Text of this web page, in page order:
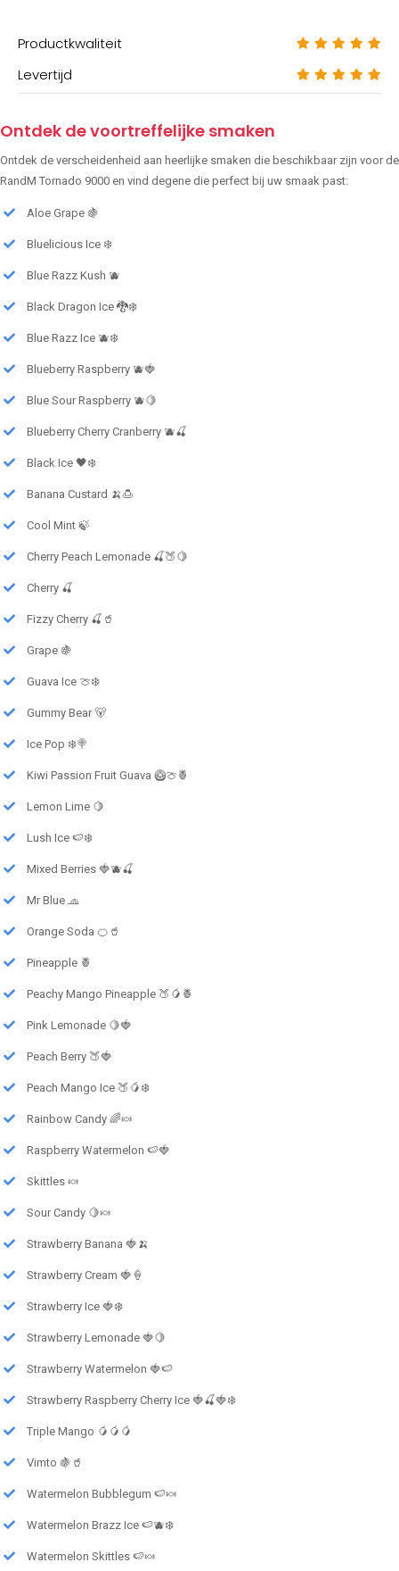
Productkwaliteit
Levertijd
Ontdek de voortreffelijke smaken
Ontdek de verscheidenheid aan heerlijke smaken die beschikbaar zijn voor de
RandM Tornado 9000 en vind degene die perfect bij uw smaak past:
Aloe Grape 🍇
Bluelicious Ice ❄️
Blue Razz Kush 🫐
Black Dragon Ice 🐉❄️
Blue Razz Ice 🫐❄️
Blueberry Raspberry 🫐🍓
Blue Sour Raspberry 🫐🍋
Blueberry Cherry Cranberry 🫐🍒
Black Ice 🖤❄️
Banana Custard 🍌🍮
Cool Mint 🍃
Cherry Peach Lemonade 🍒🍑🍋
Cherry 🍒
Fizzy Cherry 🍒🥤
Grape 🍇
Guava Ice 🍈❄️
Gummy Bear 🐻
Ice Pop ❄️🍭
Kiwi Passion Fruit Guava 🥝🍈🍍
Lemon Lime 🍋
Lush Ice 🍉❄️
Mixed Berries 🍓🫐🍒
Mr Blue 🧢
Orange Soda 🍊🥤
Pineapple 🍍
Peachy Mango Pineapple 🍑🥭🍍
Pink Lemonade 🍋🍓
Peach Berry 🍑🍓
Peach Mango Ice 🍑🥭❄️
Rainbow Candy 🌈🍬
Raspberry Watermelon 🍉🍓
Skittles 🍬
Sour Candy 🍋🍬
Strawberry Banana 🍓🍌
Strawberry Cream 🍓🍦
Strawberry Ice 🍓❄️
Strawberry Lemonade 🍓🍋
Strawberry Watermelon 🍓🍉
Strawberry Raspberry Cherry Ice 🍓🍒🍓❄️
Triple Mango 🥭🥭🥭
Vimto 🍇🥤
Watermelon Bubblegum 🍉🍬
Watermelon Brazz Ice 🍉🫐❄️
Watermelon Skittles 🍉🍬